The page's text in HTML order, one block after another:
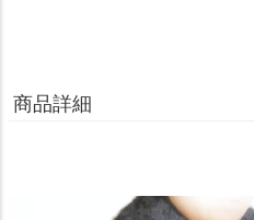
商品詳細